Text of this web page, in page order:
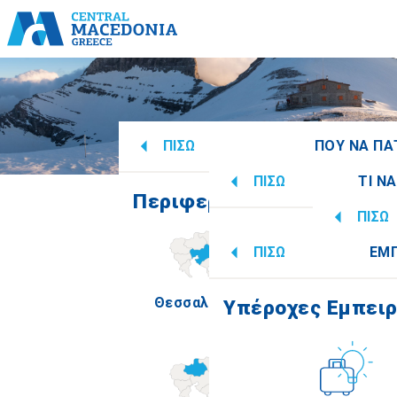
ΠΙΣΩ ΠΟΥ ΝΑ
Περιφερειακές Ενότητες
Θεσσαλονίκη Ημαθία
ΠΙΣΩ ΤΙ
Πολιτισμός
ΠΙΣΩ
ΠΙΣΩ
Υπέροχες